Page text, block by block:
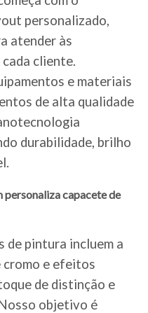
personalizado,
atender às
cliente.
e materiais
de alta qualidade
durabilidade, brilho
personaliza capacete de
de pintura incluem a
e efeitos
de distinção e
objetivo é